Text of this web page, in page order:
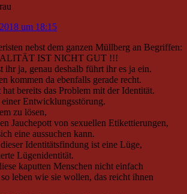
um 18:15
nebst dem ganzen Müllberg an Begriffen:
IST NICHT GUT !!!
ihr ja, genau deshalb führt ihr es ja ein.
kommen da ebenfalls gerade recht.
bereits das Problem mit der Identität.
Entwicklungsstörung.
zu lösen,
Jauchepott von sexuellen Etikettierungen,
eine aussuchen kann.
Identitätsfindung ist eine Lüge,
Lügenidentität.
kaputten Menschen nicht einfach
leben wie sie wollen, das reicht ihnen